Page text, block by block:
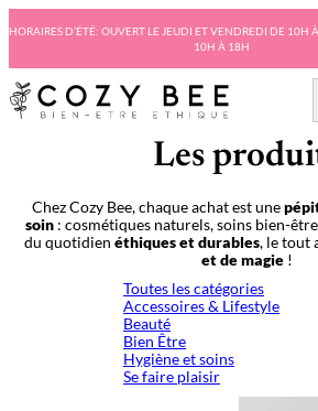
au
HORAIRES D’ÉTÉ: OUVERT LE JEUDI ET VENDREDI DE 10H
10H À 18H
c
h
e
e
Les
Chez Cozy Bee, chaque achat est une
soin: cosmétiques naturels, soins bien-
du quotidien éthiques et durables, le tout
et de magie!
Toutes les catégories
Accessoires & Lifestyle
Beauté
Bien Être
Hygiène et soins
Se faire plaisir